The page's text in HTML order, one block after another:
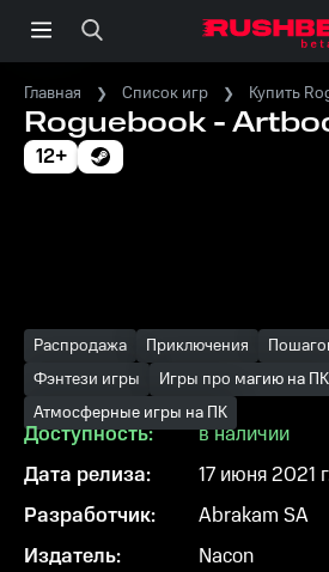
Главная Список игр Купить
Roguebook -
12+
Распродажа Приключения
Фэнтези игры
Игры про магию на ПК
Атмосферные игры на ПК
Доступность:
в наличии
Дата релиза:
17 июня 2021
Разработчик:
Abrakam SA
Издатель:
Nacon